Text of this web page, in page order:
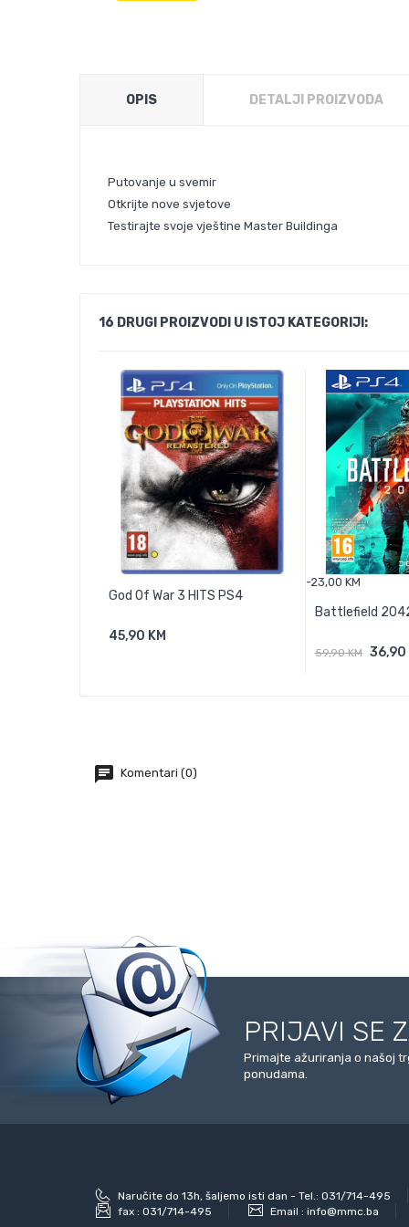
OPIS DETALJI PROIZVODA
Putovanje u svemir
Otkrijte nove svjetove
Testirajte svoje vještine Master Buildinga
16 DRUGI PROIZVODI U ISTOJ KATEGORIJI:
God Of War 3 HITS PS4
45,90 KM
-23,00 KM
Battlefield
59,90 KM 36,90
Komentari (0)
PRIJAVI SE
Primajte ažuriranja o našoj
ponudama.
Naručite do 13h, šaljemo isti dan - Tel.: 031/714-495
fax : 031/714-495 Email : info@mmc.ba